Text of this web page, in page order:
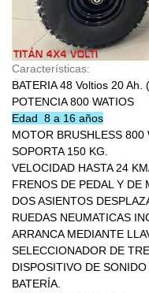
Características:
BATERIA 48 Voltios 20 Ah.
POTENCIA 800 WATIOS
Edad 8 a 16 años
MOTOR BRUSHLESS 800
SOPORTA 150 KG.
VELOCIDAD HASTA 24
FRENOS DE PEDAL Y DE
DOS ASIENTOS
RUEDAS NEUMATICAS
ARRANCA MEDIANTE
SELECCIONADOR DE
DISPOSITIVO DE
BATERÍA.